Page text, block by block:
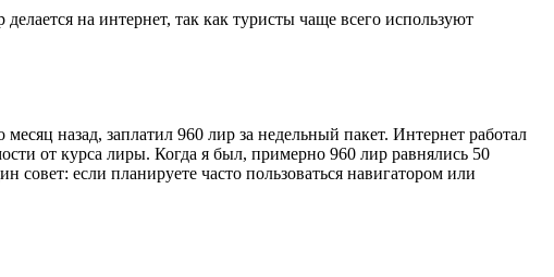
на интернет, так как туристы чаще всего используют
назад, заплатил 960 лир за недельный пакет. Интернет работал
от курса лиры. Когда я был, примерно 960 лир равнялись 50
если планируете часто пользоваться навигатором или